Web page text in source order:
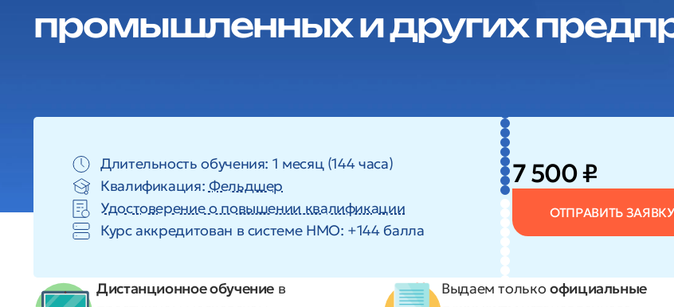
промышленных и других
Длительность обучения: 1 месяц (144 часа)
Квалификация: Фельдшер
Удостоверение о повышении квалификации
Курс аккредитован в системе HMO: +144 балла
7 500 ₽
ОТПРАВИТЬ ЗАЯВКУ
Дистанционное обучение в
Выдаем только официальные